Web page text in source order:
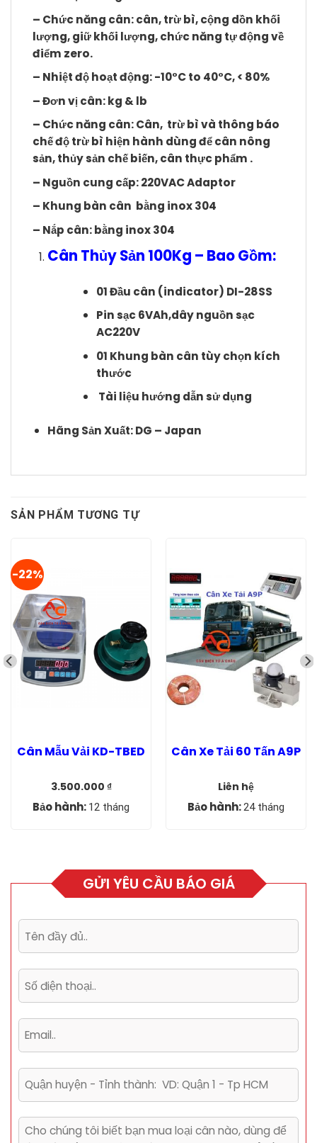
– Chức năng cân: cân, trừ bì, cộng dồn khối
lượng, giữ khối lượng, chức năng tự động về
điểm zero.
– Nhiệt độ hoạt động: -10°C to 40°C, < 80%
– Đơn vị cân: kg & lb
– Chức năng cân: Cân, trừ bì và thông báo
chế độ trừ bì hiện hành dùng để cân nông
sản, thủy sản chế biến, cân thực phẩm .
– Nguồn cung cấp: 220VAC Adaptor
– Khung bàn cân bằng inox 304
– Nắp cân: bằng inox 304
Cân Thủy Sản 100Kg – Bao Gồm:
01 Đầu cân (indicator) DI-28SS
Pin sạc 6VAh,dây nguồn sạc
AC220V
01 Khung bàn cân tùy chọn kích
thước
Tài liệu hướng dẫn sử dụng
Hãng Sản Xuất: DG – Japan
SẢN PHẨM TƯƠNG TỰ
-22%
Cân Mẫu Vải KD-TBED
Giá
gốc
là:
3.500.000 ₫
Giá
hiện
tại
Bảo hành: 12 tháng
Cân Xe Tải 60 Tấn A9P
Liên hệ
Bảo hành:24 tháng
GỬI YÊU CẦU BÁO GIÁ